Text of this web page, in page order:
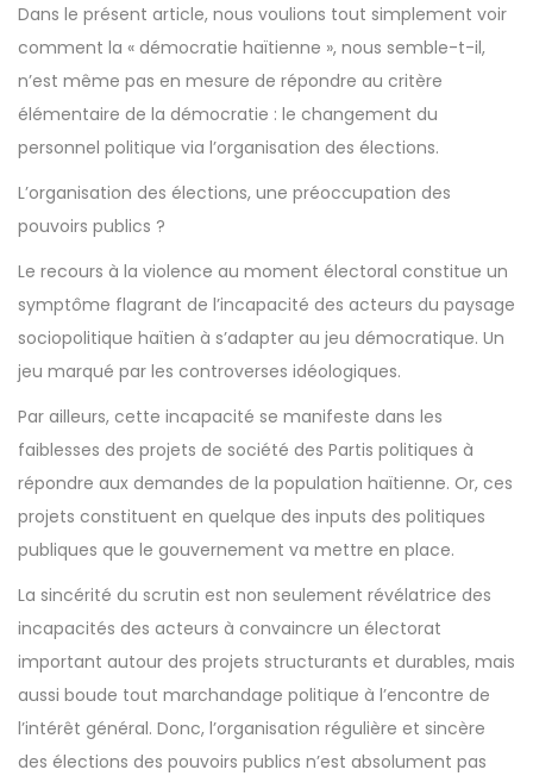
Dans le présent article, nous voulions tout simplement voir
comment la « démocratie haïtienne », nous semble-t-il,
n’est même pas en mesure de répondre au critère
élémentaire de la démocratie : le changement du
personnel politique via l’organisation des élections.
L’organisation des élections, une préoccupation des
pouvoirs publics ?
Le recours à la violence au moment électoral constitue un
symptôme flagrant de l’incapacité des acteurs du paysage
sociopolitique haïtien à s’adapter au jeu démocratique. Un
jeu marqué par les controverses idéologiques.
Par ailleurs, cette incapacité se manifeste dans les
faiblesses des projets de société des Partis politiques à
répondre aux demandes de la population haïtienne. Or, ces
projets constituent en quelque des inputs des politiques
publiques que le gouvernement va mettre en place.
La sincérité du scrutin est non seulement révélatrice des
incapacités des acteurs à convaincre un électorat
important autour des projets structurants et durables, mais
aussi boude tout marchandage politique à l’encontre de
l’intérêt général. Donc, l’organisation régulière et sincère
des élections des pouvoirs publics n’est absolument pas